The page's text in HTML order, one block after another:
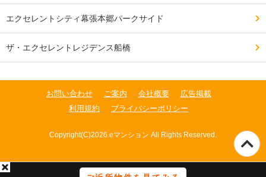
エクセレントシティ幕張本郷パークサイド
ザ・エクセレントレジデンス船橋
お問い合わせ ご案内 会社概要
広告掲載
利用規約
プライバシーポリシー
Copyright(C)2026.eマンション All Rights Reserved.